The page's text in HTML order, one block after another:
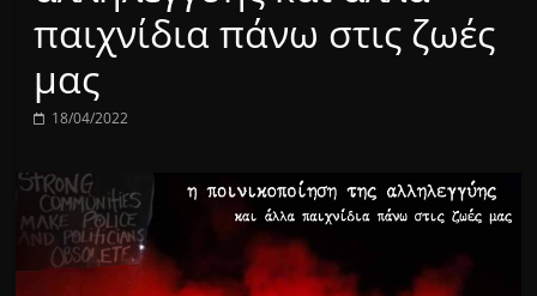
παιχνίδια πάνω στις ζωές
μας
18/04/2022